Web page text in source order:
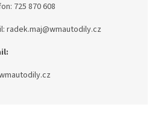
725 870 608
radek.maj@wmautodily.cz